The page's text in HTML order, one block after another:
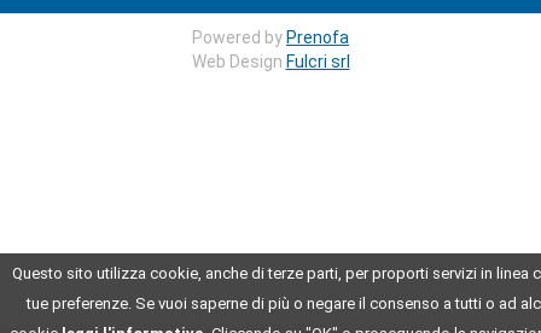
Questo sito utilizza cookie, anche di terze parti, per proporti servizi in linea
tue preferenze. Se vuoi saperne di più o negare il consenso a tutti o ad
Powered by Prenofa
Web Design Fulcri srl